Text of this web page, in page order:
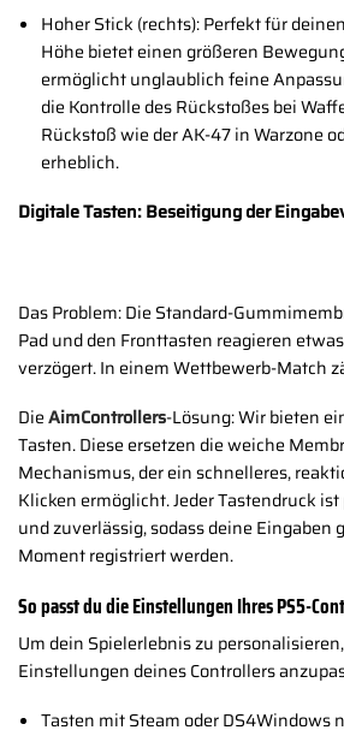
Hoher Stick (rechts): Perfekt für
Höhe bietet einen größeren
ermöglicht unglaublich feine
die Kontrolle des Rückstoßes bei
Rückstoß wie der AK-47 in Warzone
erheblich.
Digitale Tasten: Beseitigung der
Das Problem: Die Standard-
Pad und den Fronttasten reagieren
verzögert. In einem Wettbewerb-Match
DieAimControllers-Lösung: Wir bieten
Tasten. Diese ersetzen die weiche
Mechanismus, der ein schnelleres,
Klicken ermöglicht. Jeder Tastendruck
und zuverlässig, sodass deine Eingaben
Moment registriert werden.
So passt du die Einstellungen Ihres PS5-
Um dein Spielerlebnis zu
Einstellungen deines Controllers
Tasten mit Steam oder DS4Windows